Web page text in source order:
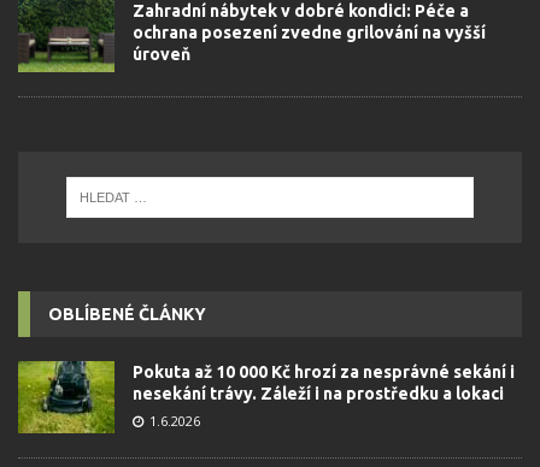
Zahradní nábytek v dobré kondici: Péče a
ochrana posezení zvedne grilování na vyšší
úroveň
OBLÍBENÉ ČLÁNKY
Pokuta až 10 000 Kč hrozí za nesprávné sekání i
nesekání trávy. Záleží i na prostředku a lokaci
1.6.2026